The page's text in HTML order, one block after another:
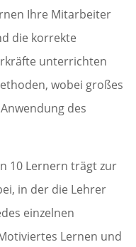
Ihre Mitarbeiter
die korrekte
unterrichten
wobei großes
des
10 Lernern trägt zur
in der die Lehrer
einzelnen
Lernen und